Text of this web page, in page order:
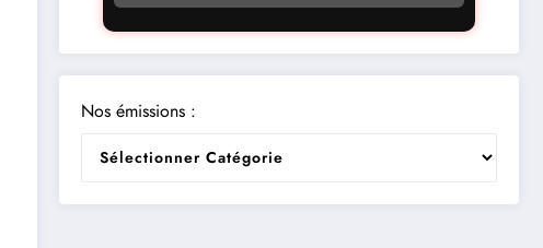
Nos émissions :